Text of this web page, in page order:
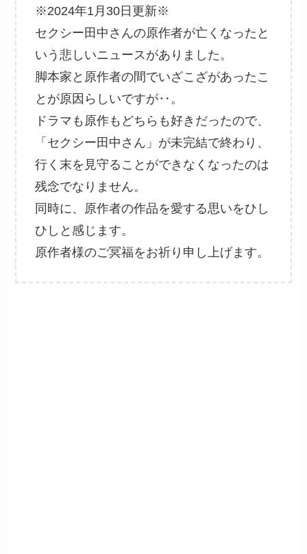
※2024年1月30日更新※
セクシー田中さんの原作者が亡くなったと
いう悲しいニュースがありました。
脚本家と原作者の間でいざこざがあったこ
とが原因らしいですが‥。
ドラマも原作もどちらも好きだったので、
「セクシー田中さん」が未完結で終わり、
行く末を見守ることができなくなったのは
残念でなりません。
同時に、原作者の作品を愛する思いをひし
ひしと感じます。
原作者様のご冥福をお祈り申し上げます。